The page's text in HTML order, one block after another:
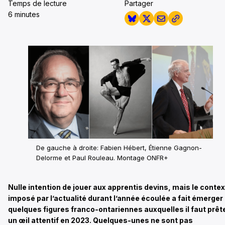
Temps de lecture
6 minutes
Partager
De gauche à droite: Fabien Hébert, Étienne Gagnon-
Delorme et Paul Rouleau. Montage ONFR+
Nulle intention de jouer aux apprentis devins, mais le
imposé par l’actualité durant l’année écoulée a fait émerger
quelques figures franco-ontariennes auxquelles il faut
un œil attentif en 2023. Quelques-unes ne sont pas